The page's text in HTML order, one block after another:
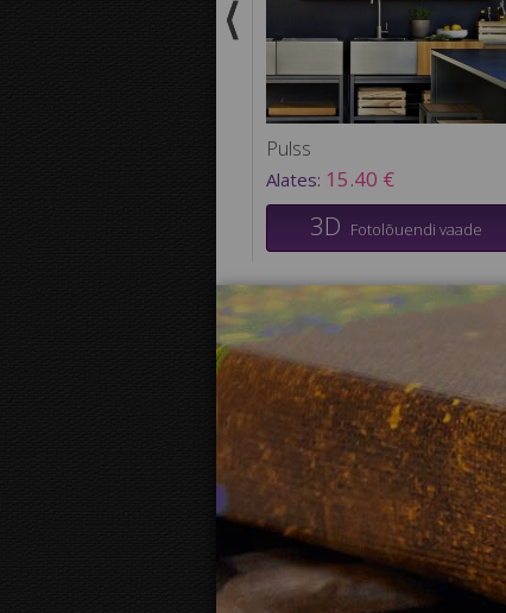
Pulss
Alates: 15.40 €
3D Fotolõuendi vaade
Mark Rothko - Red and Orange